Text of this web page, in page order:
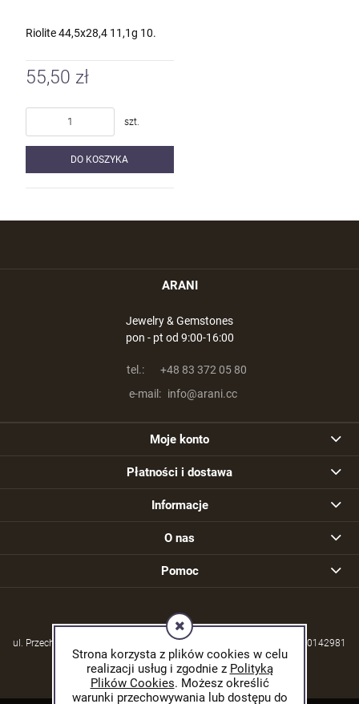
Strona korzysta z plików cookies w celu
realizacji usług i zgodnie z Polityką
Plików Cookies. Możesz określić
warunki przechowywania lub dostępu do
Riolite 44,5x28,4 11,1g 10.
55,50 zł
szt.
DO KOSZYKA
ARANI
Jewelry & Gemstones
pon - pt od 9:00-16:00
tel.:
+48 83 372 05 80
e-mail: info@arani.cc
Moje konto
Płatności i dostawa
Informacje
O nas
Pomoc
ul. Przechodzisko 39, 21-570 Drelów | NIP: 5380004253 | REGON: 030142981